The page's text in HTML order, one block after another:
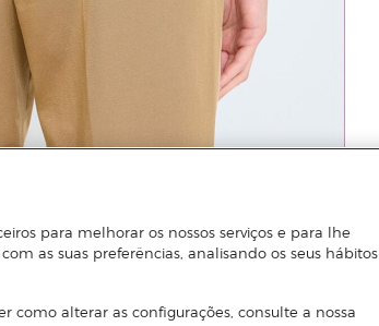
para melhorar os nossos serviços e para lhe
as suas preferências, analisando os seus hábitos
como alterar as configurações, consulte a nossa